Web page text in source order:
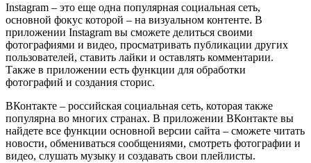
Instagram – это еще одна популярная социальная сеть,
основной фокус которой – на визуальном контенте. В
приложении Instagram вы сможете делиться своими
фотографиями и видео, просматривать публикации других
пользователей, ставить лайки и оставлять комментарии.
Также в приложении есть функции для обработки
фотографий и создания сторис.
ВКонтакте – российская социальная сеть, которая также
популярна во многих странах. В приложении ВКонтакте вы
найдете все функции основной версии сайта – сможете читать
новости, обмениваться сообщениями, смотреть фотографии и
видео, слушать музыку и создавать свои плейлисты.